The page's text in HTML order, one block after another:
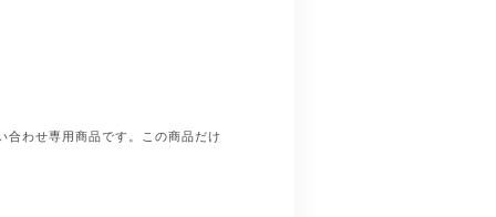
わせ専用商品です。この商品だけ